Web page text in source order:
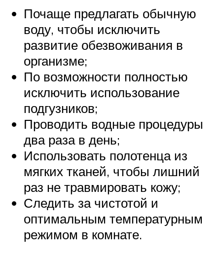
Почаще предлагать обычную
воду, чтобы исключить
развитие обезвоживания в
организме;
По возможности полностью
исключить использование
подгузников;
Проводить водные процедуры
два раза в день;
Использовать полотенца из
мягких тканей, чтобы лишний
раз не травмировать кожу;
Следить за чистотой и
оптимальным температурным
режимом в комнате.